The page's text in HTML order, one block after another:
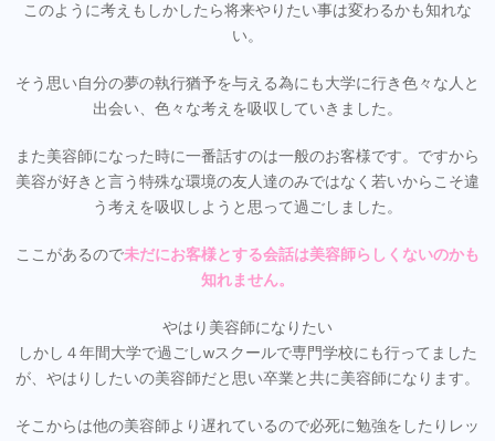
このように考えもしかしたら将来やりたい事は変わるかも知れな
い。
そう思い自分の夢の執行猶予を与える為にも大学に行き色々な人と
出会い、色々な考えを吸収していきました。
また美容師になった時に一番話すのは一般のお客様です。ですから
美容が好きと言う特殊な環境の友人達のみではなく若いからこそ違
う考えを吸収しようと思って過ごしました。
ここがあるので未だにお客様とする会話は美容師らしくないのかも
知れません。
やはり美容師になりたい
しかし４年間大学で過ごしwスクールで専門学校にも行ってました
が、やはりしたいの美容師だと思い卒業と共に美容師になります。
そこからは他の美容師より遅れているので必死に勉強をしたりレッ